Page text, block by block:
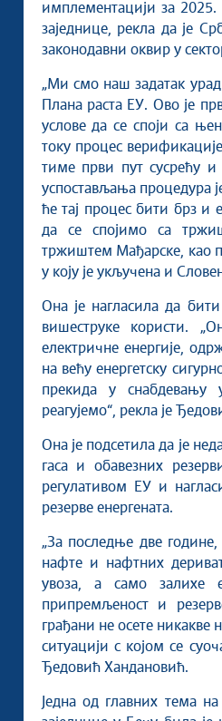
имплементацији за 2025.
заједнице, рекла да је
законодавни оквир у
„Ми смо наш задатак
Плана раста ЕУ. Ово је
услове да се споји са
току процес
тиме први пут сусрећу
успостављања процедура
ће тај процес бити брз
да се спојимо са
тржиштем Мађарске, као
у коју је укључена и
Она је нагласила да
вишеструке користи.
електричне енергије,
на већу енергетску
прекида у
реагујемо“, рекла је
Она је подсетила да је
гаса и обавезних
регулативом ЕУ и
резерве енергената.
„За последње две
нафте и нафтних
увоза, а само залихе
припремљеност и
грађани не осете никакве
ситуацији с којом се
Ђедовић Хандановић.
Једна од главних тема